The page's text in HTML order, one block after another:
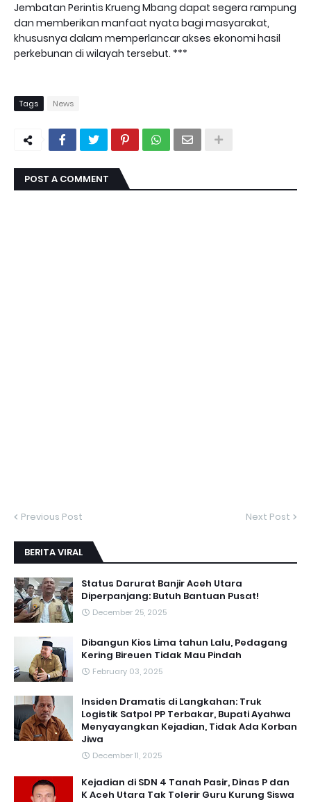
Jembatan Perintis Krueng Mbang dapat segera rampung
dan memberikan manfaat nyata bagi masyarakat,
khususnya dalam memperlancar akses ekonomi hasil
perkebunan di wilayah tersebut. ***
Tags News
POST A COMMENT
Previous Post Next Post
BERITA VIRAL
Status Darurat Banjir Aceh Utara
Diperpanjang: Butuh Bantuan Pusat!
December 25, 2025
Dibangun Kios Lima tahun Lalu, Pedagang
Kering Bireuen Tidak Mau Pindah
February 03, 2025
Insiden Dramatis di Langkahan: Truk
Logistik Satpol PP Terbakar, Bupati Ayahwa
Menyayangkan Kejadian, Tidak Ada Korban
Jiwa
December 11, 2025
Kejadian di SDN 4 Tanah Pasir, Dinas P dan
K Aceh Utara Tak Tolerir Guru Kurung Siswa